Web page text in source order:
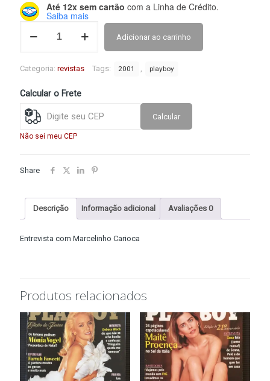
Até 12x sem cartão com a Linha de Crédito.
Saiba mais
Luma
Oliveira
–
quantidade
Adicionar ao carrinho
Categoria: revistas Tags: 2001 , playboy
Calcular o Frete
Calcular
Não sei meu CEP
Share
Descrição Informação adicional Avaliações 0
Entrevista com Marcelinho Carioca
Produtos relacionados